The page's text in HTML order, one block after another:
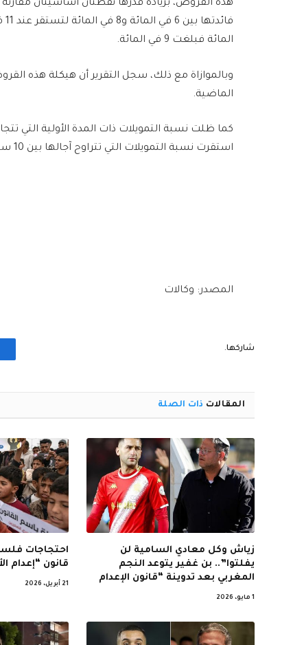
المائة فبلغت 9 في المائة.
وبالموازاة مع ذلك، سجل التقرير أن هيكلة هذه
الماضية.
استقرت نسبة التمويلات التي تتراوح آجالها بين 10 سنوات و20 سنة عند 28 في المائة.
المصدر: وكالات
شاركها.
المقالات ذات الصلة
زياش وكل معادي السامية لن
يفلتوا”.. بن غفير يتوعد النجم
المغربي بعد تدوينة “قانون الإعدام
1 مايو، 2026
احتجاجات
قانون “إعدام
21 أبريل، 2026